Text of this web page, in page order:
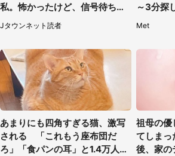
私。怖かったけど、信号待ちの
車に道を尋ねたら...」（埼玉
県・60代女性）
Jタウンネット読者
～3分探
Met
あまりにも四角すぎる猫、激写
される 「これもう座布団だ
ろ」「食パンの耳」と1.4万人困
祖母の優
てしまっ
後、家の